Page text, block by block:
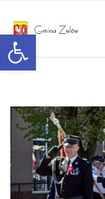
Otwórz